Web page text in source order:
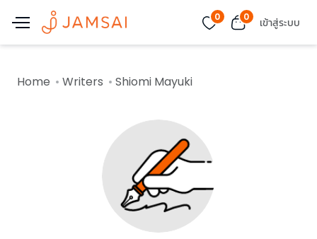
0 0 เข้าสู่ระบบ
Home Writers Shiomi Mayuki